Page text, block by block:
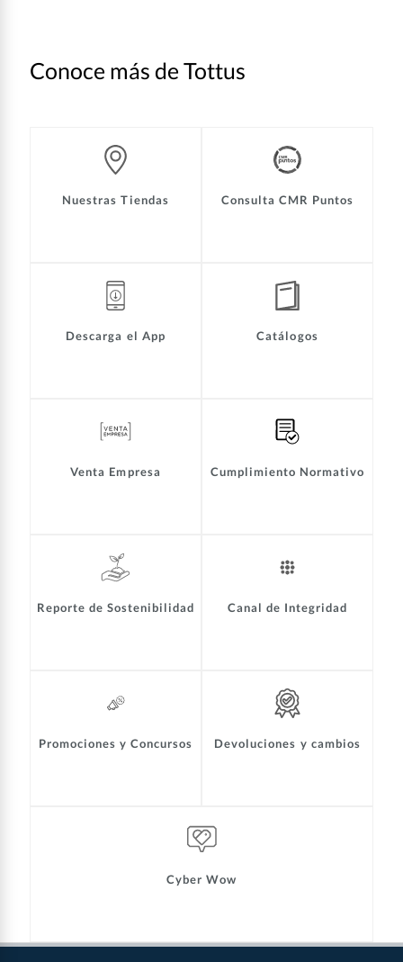
Conoce más de Tottus
Nuestras Tiendas Consulta CMR Puntos
Descarga el App Catálogos
Venta Empresa Cumplimiento Normativo
Reporte de Sostenibilidad Canal de Integridad
Promociones y Concursos Devoluciones y cambios
Cyber Wow